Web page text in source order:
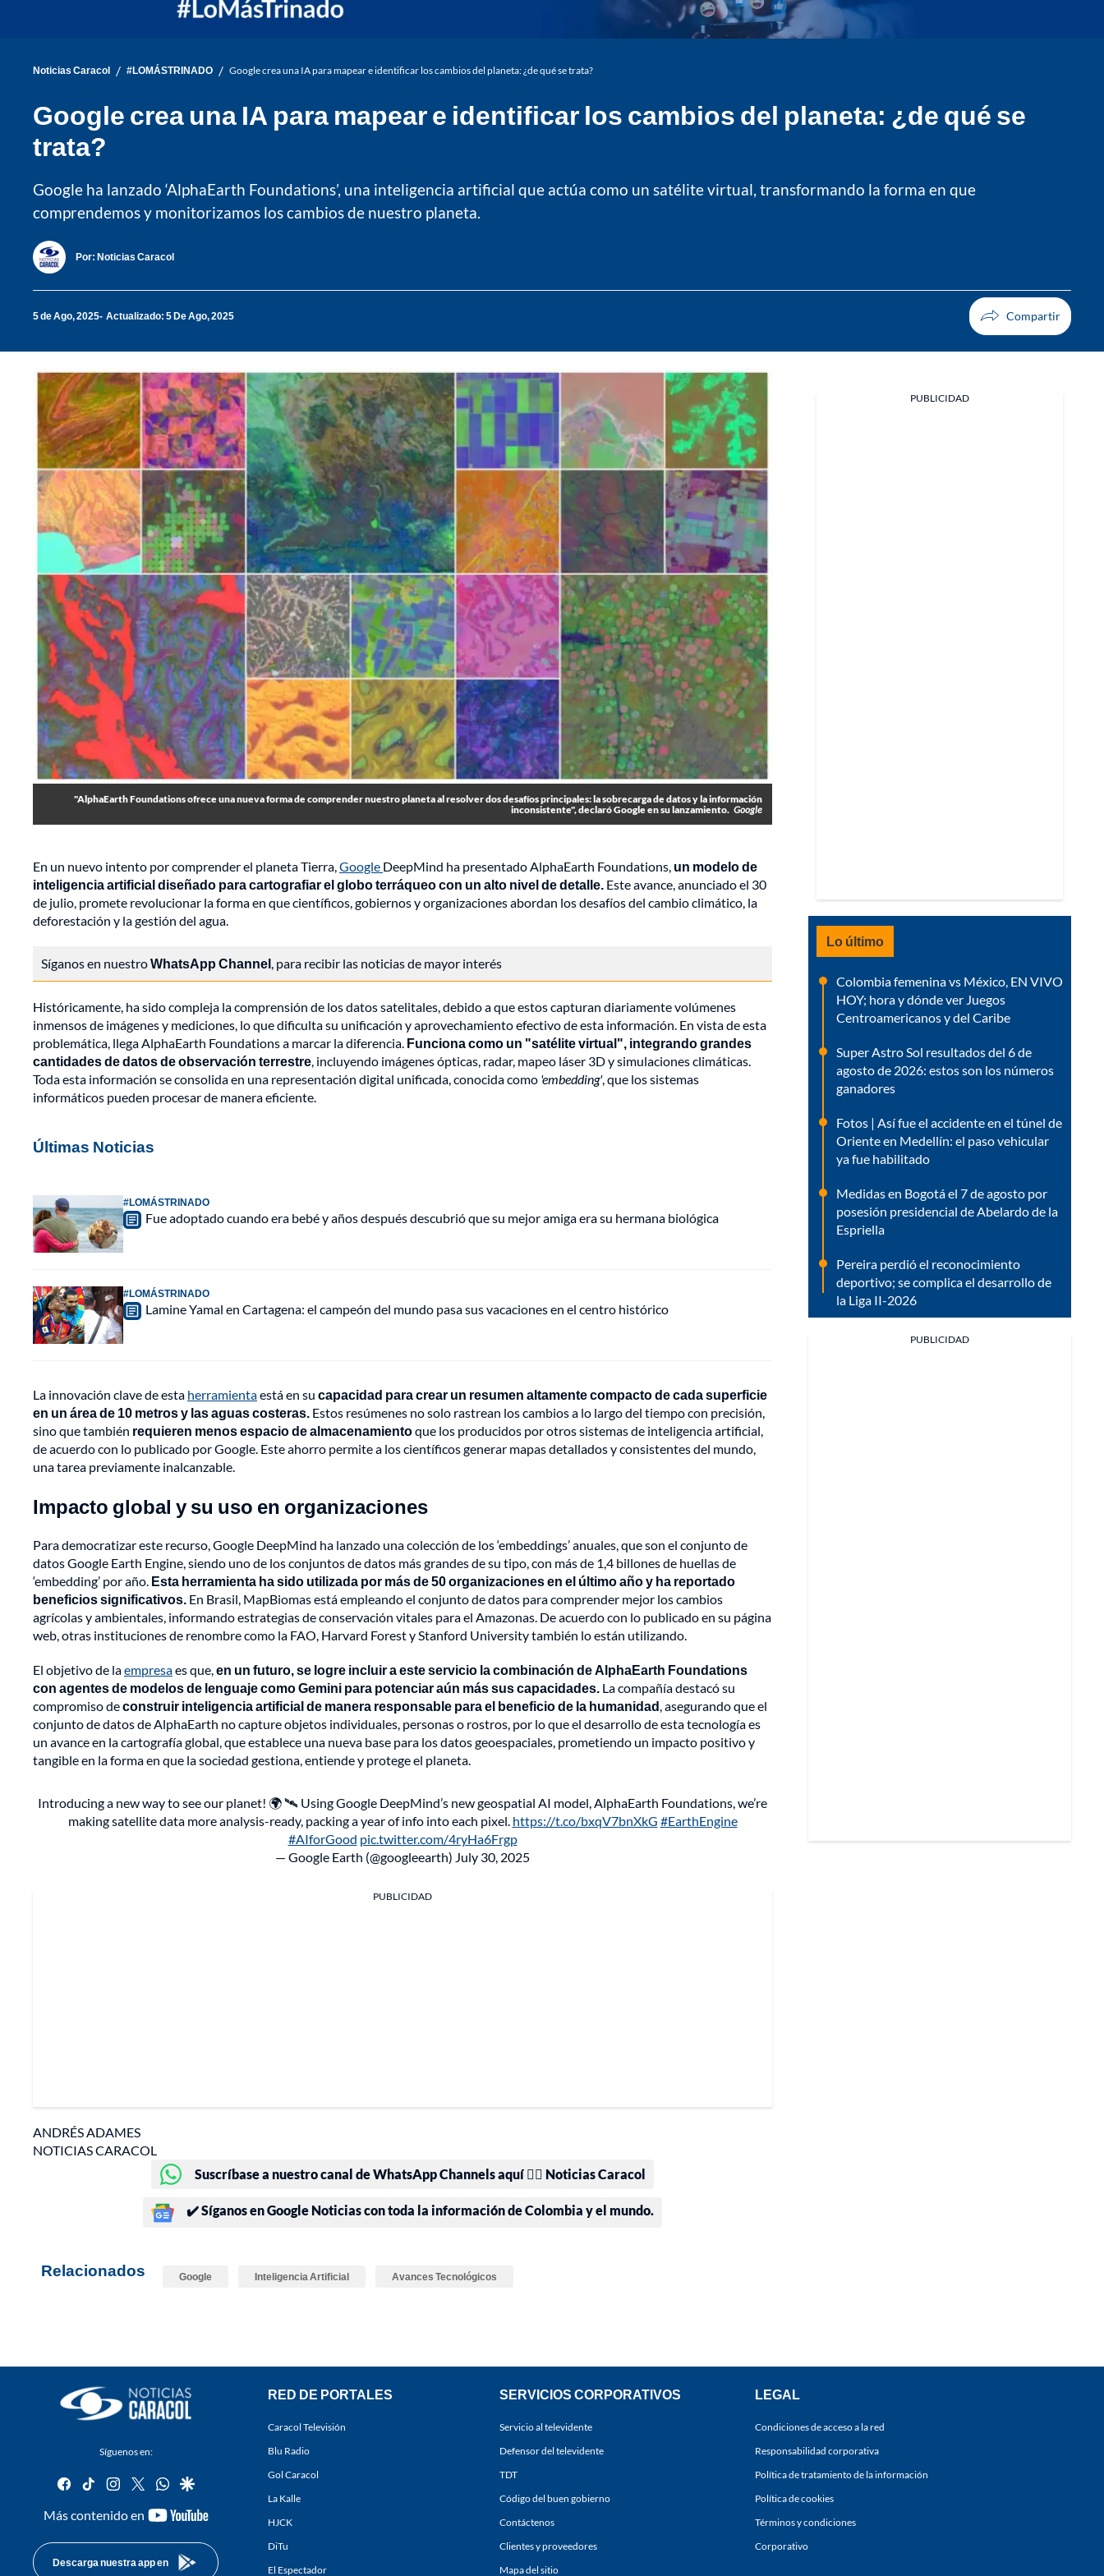
Noticias Caracol / #LOMÁSTRINADO / Google crea una IA para mapear e identificar los cambios del planeta: ¿de qué se trata?
Google crea una IA para mapear e identificar los cambios del planeta: ¿de qué se
trata?
Google ha lanzado ‘AlphaEarth Foundations’, una inteligencia artificial que actúa como un satélite virtual, transformando la forma en que
comprendemos y monitorizamos los cambios de nuestro planeta.
Por: Noticias Caracol
5 de Ago, 2025 Actualizado: 5 De Ago, 2025
"AlphaEarth Foundations ofrece una nueva forma de comprender nuestro planeta al resolver dos desafíos principales: la sobrecarga de datos y la información
inconsistente", declaró Google en su lanzamiento. Google
En un nuevo intento por comprender el planeta Tierra,Google DeepMind ha presentado AlphaEarth Foundations, un modelo de
inteligencia artificial diseñado para cartografiar el globo terráqueo con un alto nivel de detalle. Este avance, anunciado el 30
de julio, promete revolucionar la forma en que científicos, gobiernos y organizaciones abordan los desafíos del cambio climático, la
deforestación y la gestión del agua.
Síganos en nuestroWhatsApp Channel, para recibir las noticias de mayor interés
Históricamente, ha sido compleja la comprensión de los datos satelitales, debido a que estos capturan diariamente volúmenes
inmensos de imágenes y mediciones, lo que dificulta su unificación y aprovechamiento efectivo de esta información. En vista de esta
problemática, llega AlphaEarth Foundations a marcar la diferencia. Funciona como un "satélite virtual", integrando grandes
cantidades de datos de observación terrestre, incluyendo imágenes ópticas, radar, mapeo láser 3D y simulaciones climáticas.
Toda esta información se consolida en una representación digital unificada, conocida como 'embedding', que los sistemas
informáticos pueden procesar de manera eficiente.
Últimas Noticias
#LOMÁSTRINADO
Fue adoptado cuando era bebé y años después descubrió que su mejor amiga era su hermana biológica
#LOMÁSTRINADO
Lamine Yamal en Cartagena: el campeón del mundo pasa sus vacaciones en el centro histórico
La innovación clave de esta herramientaestá en su capacidad para crear un resumen altamente compacto de cada superficie
en un área de 10 metros y las aguas costeras. Estos resúmenes no solo rastrean los cambios a lo largo del tiempo con precisión,
sino que también requieren menos espacio de almacenamientoque los producidos por otros sistemas de inteligencia artificial,
de acuerdo con lo publicado por Google. Este ahorro permite a los científicos generar mapas detallados y consistentes del mundo,
una tarea previamente inalcanzable.
Impacto global y su uso en organizaciones
Para democratizar este recurso, Google DeepMind ha lanzado una colección de los ‘embeddings’ anuales, que son el conjunto de
datos Google Earth Engine, siendo uno de los conjuntos de datos más grandes de su tipo, con más de 1,4 billones de huellas de
‘embedding’ por año. Esta herramienta ha sido utilizada por más de 50 organizaciones en el último año y ha reportado
beneficios significativos. En Brasil, MapBiomas está empleando el conjunto de datos para comprender mejor los cambios
agrícolas y ambientales, informando estrategias de conservación vitales para el Amazonas. De acuerdo con lo publicado en su página
web, otras instituciones de renombre como la FAO, Harvard Forest y Stanford University también lo están utilizando.
El objetivo de laempresaes que,en un futuro, se logre incluir a este servicio la combinación de AlphaEarth Foundations
con agentes de modelos de lenguaje como Gemini para potenciar aún más sus capacidades. La compañía destacó su
compromiso deconstruir inteligencia artificial de manera responsable para el beneficio de la humanidad, asegurando que el
conjunto de datos de AlphaEarth no capture objetos individuales, personas o rostros, por lo que el desarrollo de esta tecnología es
un avance en la cartografía global, que establece una nueva base para los datos geoespaciales, prometiendo un impacto positivo y
tangible en la forma en que la sociedad gestiona, entiende y protege el planeta.
Introducing a new way to see our planet! 🌍 🛰️ Using Google DeepMind’s new geospatial AI model, AlphaEarth Foundations, we’re
making satellite data more analysis-ready, packing a year of info into each pixel. https://t.co/bxqV7bnXkG #EarthEngine
#AIforGood pic.twitter.com/4ryHa6Frgp
— Google Earth (@googleearth) July 30, 2025
PUBLICIDAD
ANDRÉS ADAMES
NOTICIAS CARACOL
Suscríbase a nuestro canal de WhatsApp Channels aquí 👉🏻 Noticias Caracol
✔️ Síganos en Google Noticias con toda la información de Colombia y el mundo.
Relacionados Google Inteligencia Artificial Avances Tecnológicos
PUBLICIDAD
Lo último
Colombia femenina vs México, EN VIVO
HOY; hora y dónde ver Juegos
Centroamericanos y del Caribe
Super Astro Sol resultados del 6 de
agosto de 2026: estos son los números
ganadores
Fotos | Así fue el accidente en el túnel de
Oriente en Medellín: el paso vehicular
ya fue habilitado
Medidas en Bogotá el 7 de agosto por
posesión presidencial de Abelardo de la
Espriella
Pereira perdió el reconocimiento
deportivo; se complica el desarrollo de
la Liga II-2026
PUBLICIDAD
Síguenos en:
facebook
tiktok instagram
twitterwhatsapp
google
Más contenido en
youtube-
Descarga nuestra app en
RED DE PORTALES
Caracol Televisión
Blu Radio
Gol Caracol
La Kalle
HJCK
DiTu
El Espectador
SERVICIOS CORPORATIVOS
Servicio al televidente
Defensor del televidente
TDT
Código del buen gobierno
Contáctenos
Clientes y proveedores
Mapa del sitio
LEGAL
Condiciones de acceso a la red
Responsabilidad corporativa
Política de tratamiento de la información
Política de cookies
Términos y condiciones
Corporativo